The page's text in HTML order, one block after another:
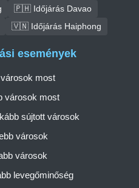
🇵🇭 Időjárás Davao
🇻🇳 Időjárás Haiphong
események
most
városok most
sújtott városok
városok
városok
levegőminőség